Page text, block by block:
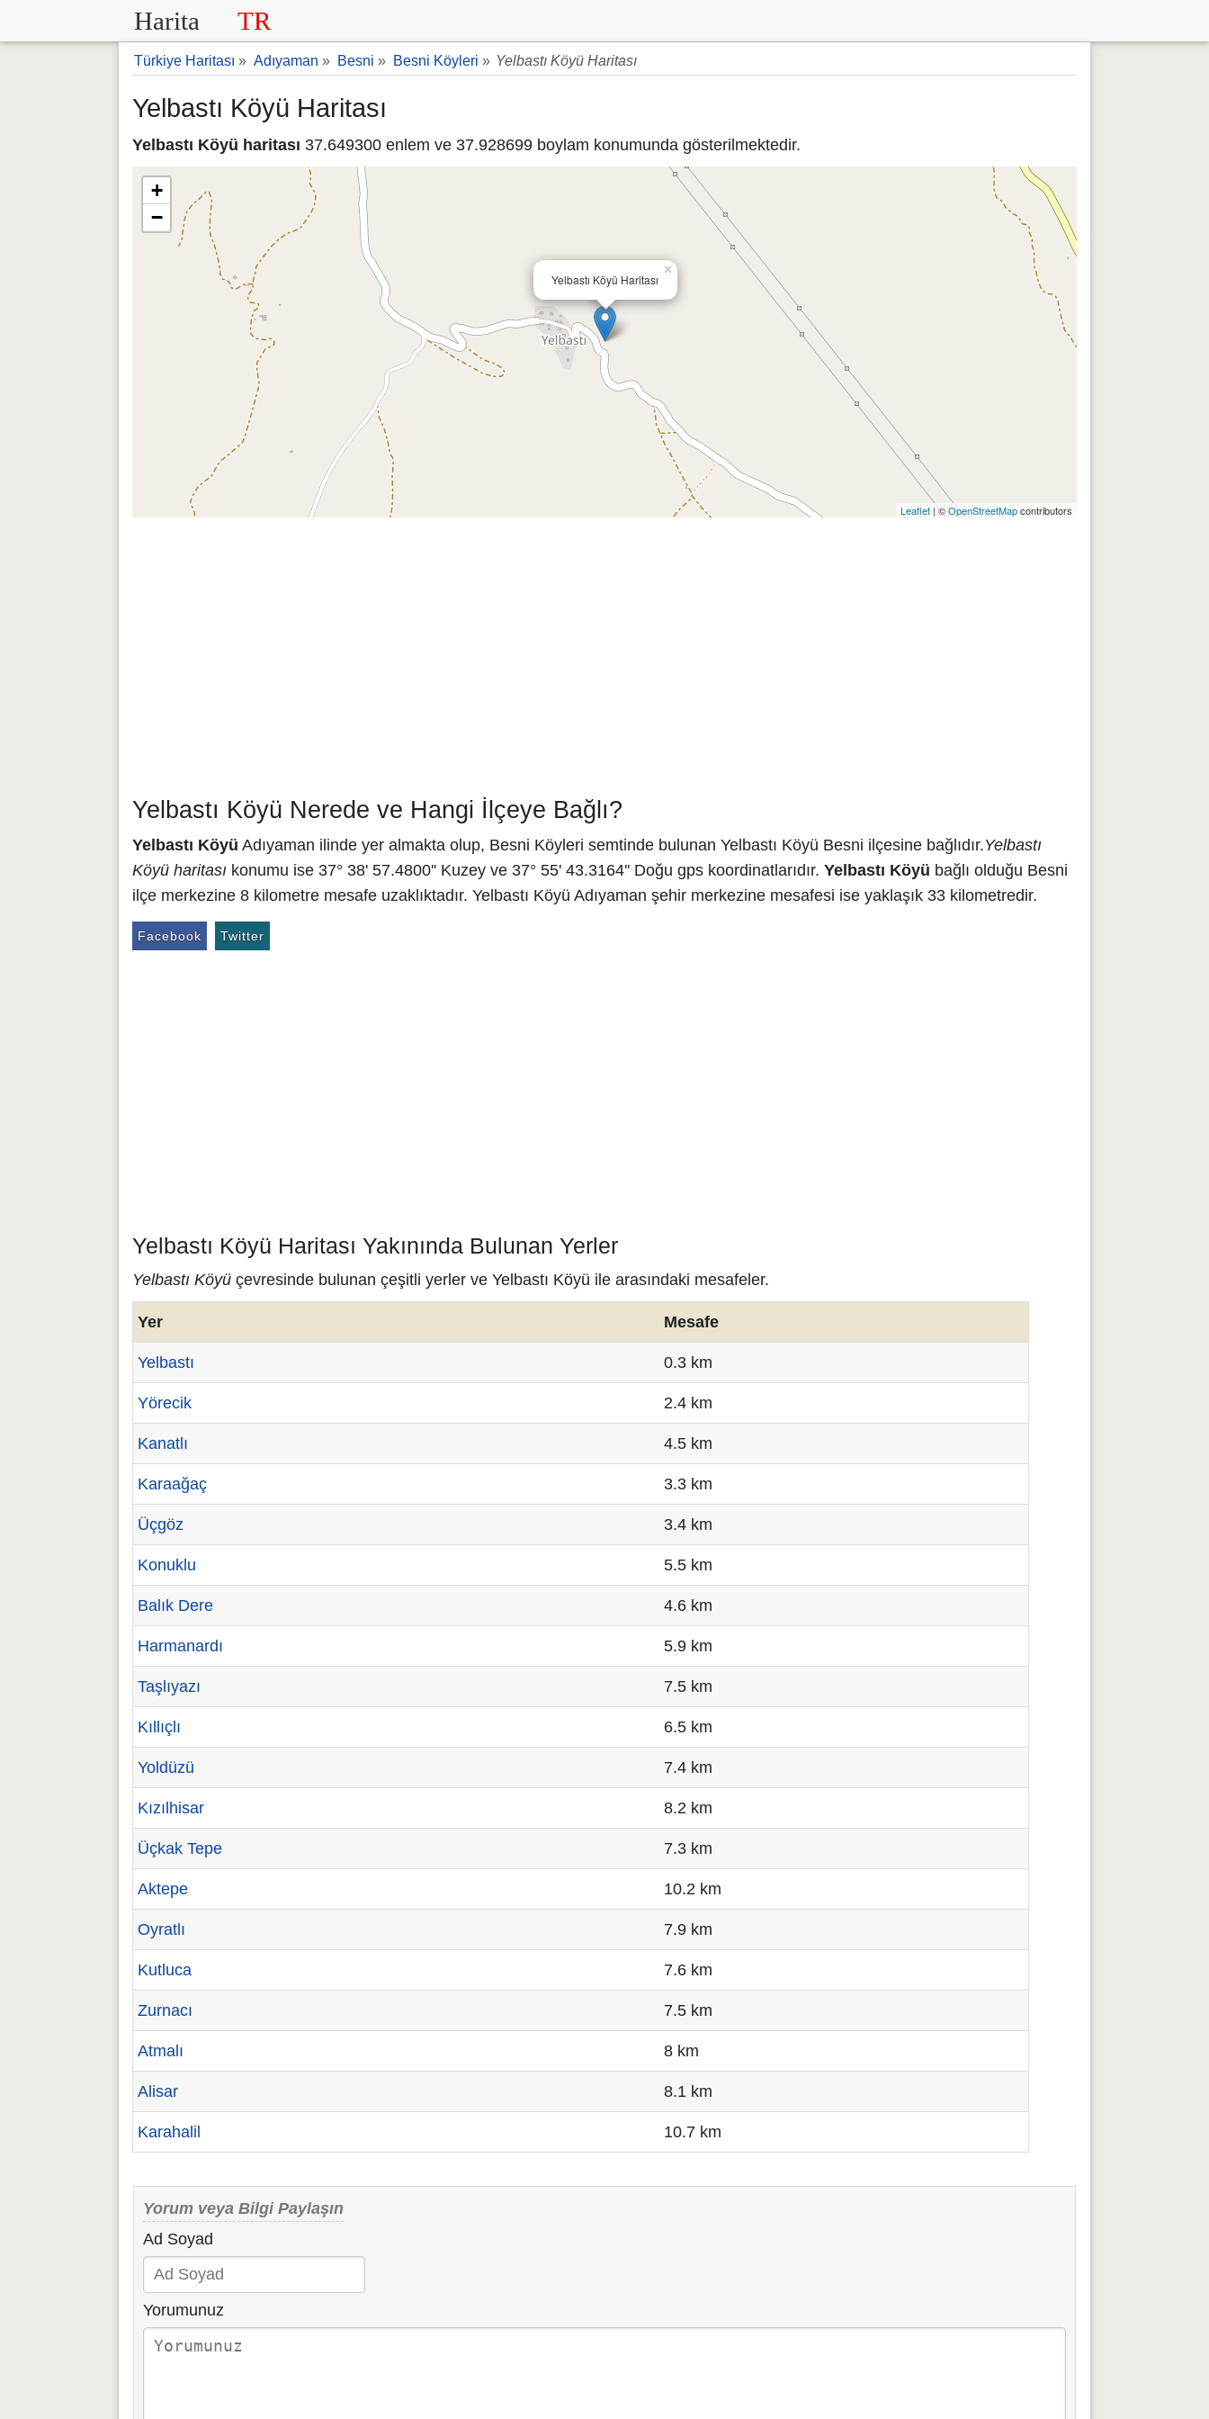
Harita TR
Türkiye Haritası » Adıyaman » Besni » Besni Köyleri » Yelbastı Köyü Haritası
Yelbastı Köyü Haritası
Yelbastı Köyü haritası 37.649300 enlem ve 37.928699 boylam konumunda gösterilmektedir.
Yelbastı Köyü Haritası
×
+
−
Leaflet | ©OpenStreetMapcontributors
Yelbastı Köyü Nerede ve Hangi İlçeye Bağlı?
Yelbastı Köyü Adıyaman ilinde yer almakta olup, Besni Köyleri semtinde bulunan Yelbastı Köyü Besni ilçesine bağlıdır.Yelbastı
Köyü haritası konumu ise 37° 38' 57.4800'' Kuzey ve 37° 55' 43.3164'' Doğu gps koordinatlarıdır. Yelbastı Köyü bağlı olduğu Besni
ilçe merkezine 8 kilometre mesafe uzaklıktadır. Yelbastı Köyü Adıyaman şehir merkezine mesafesi ise yaklaşık 33 kilometredir.
Facebook Twitter
Yelbastı Köyü Haritası Yakınında Bulunan Yerler
Yelbastı Köyü çevresinde bulunan çeşitli yerler ve Yelbastı Köyü ile arasındaki mesafeler.
Yer Mesafe
Yelbastı 0.3 km
Yörecik 2.4 km
Kanatlı 4.5 km
Karaağaç 3.3 km
Üçgöz 3.4 km
Konuklu 5.5 km
Balık Dere 4.6 km
Harmanardı 5.9 km
Taşlıyazı 7.5 km
Kıllıçlı 6.5 km
Yoldüzü 7.4 km
Kızılhisar 8.2 km
Üçkak Tepe 7.3 km
Aktepe 10.2 km
Oyratlı 7.9 km
Kutluca 7.6 km
Zurnacı 7.5 km
Atmalı 8 km
Alisar 8.1 km
Karahalil 10.7 km
Yorum veya Bilgi Paylaşın
Ad Soyad
Yorumunuz